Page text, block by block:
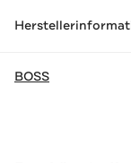
BOSS